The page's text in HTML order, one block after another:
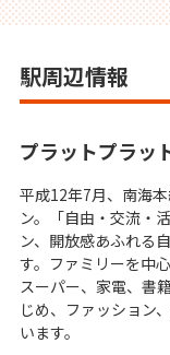
駅周辺情報
プラットプラッ
平成12年7月、南海
ン。「自由・交流・
ン、開放感あふれる
す。ファミリーを中
スーパー、家電、書
じめ、ファッション
います。